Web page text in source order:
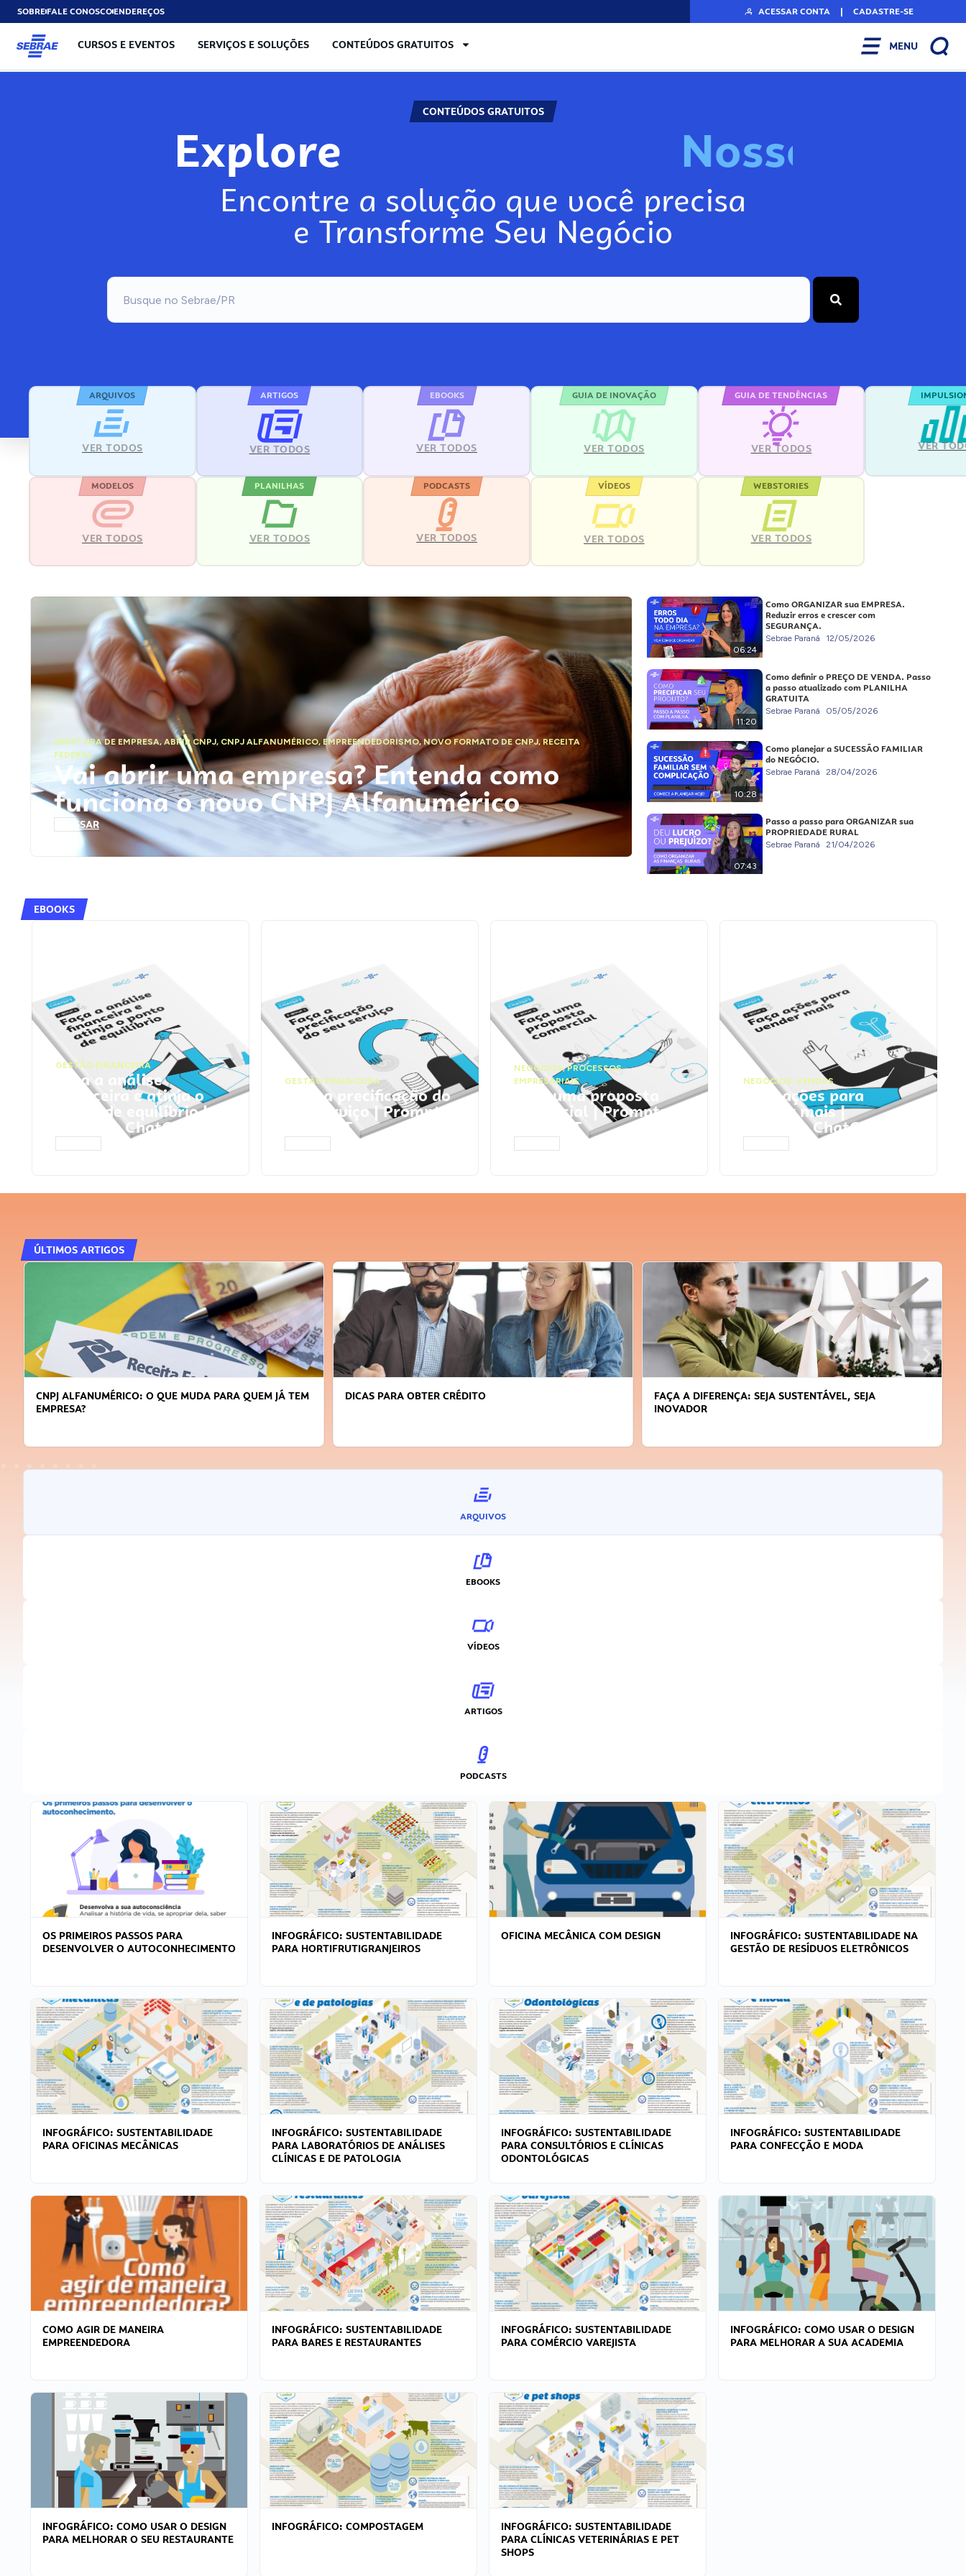
SOBREFALE CONOSCOENDEREÇOS ACESSAR CONTA | CADASTRE-SE
CURSOS E EVENTOS SERVIÇOS E SOLUÇÕES CONTEÚDOS GRATUITOS MENU
CONTEÚDOS GRATUITOS
Explore Nosso
Encontre a solução que você precisa
e Transforme Seu Negócio
ARQUIVOS
VER TODOS
ARTIGOS
VER TODOS
EBOOKS
VER TODOS
GUIA DE INOVAÇÃO
VER TODOS
GUIA DE TENDÊNCIAS
VER TODOS VER
MODELOS
VER TODOS
PLANILHAS
VER TODOS
PODCASTS
VER TODOS
VÍDEOS
VER TODOS
WEBSTORIES
VER TODOS
ABERTURA DE EMPRESA,ABRIR CNPJ, CNPJ ALFANUMÉRICO, EMPREENDEDORISMO,NOVO FORMATO DE CNPJ,RECEITA
FEDERAL
Vai abrir uma empresa? Entenda como
funciona o novo CNPJ Alfanumérico
ACESSAR
06:24
Como ORGANIZAR sua EMPRESA.
Reduzir erros e crescer com
SEGURANÇA.
Sebrae Paraná 12/05/2026
11:20
Como definir o PREÇO DE VENDA. Passo
a passo atualizado com PLANILHA
GRATUITA
Sebrae Paraná 05/05/2026
10:28
Como planejar a SUCESSÃO FAMILIAR
do NEGÓCIO.
Sebrae Paraná 28/04/2026
07:43
Passo a passo para ORGANIZAR sua
PROPRIEDADE RURAL
Sebrae Paraná 21/04/2026
EBOOKS
GESTÃO FINANCEIRA
Faça a análise
financeira e atinja o
ponto de equilíbrio |
Prompts ChatGPT
GESTÃO FINANCEIRA
Faça a precificação do
seu serviço | Prompts
ChatGPT
NEGÓCIOS,PROCESSOS
EMPRESARIAIS
Faça uma proposta
comercial | Prompts
ChatGPT
NEGÓCIOS, VENDAS
Faça ações para
vender mais |
Prompts ChatGPT
ÚLTIMOS ARTIGOS
CNPJ ALFANUMÉRICO: O QUE MUDA PARA QUEM JÁ TEM
EMPRESA?
DICAS PARA OBTER CRÉDITO
FAÇA A DIFERENÇA: SEJA SUSTENTÁVEL, SEJA
INOVADOR
ARQUIVOS
EBOOKS
VÍDEOS
ARTIGOS
PODCASTS
OS PRIMEIROS PASSOS PARA
DESENVOLVER O AUTOCONHECIMENTO
INFOGRÁFICO: SUSTENTABILIDADE
PARA HORTIFRUTIGRANJEIROS
OFICINA MECÂNICA COM DESIGN
INFOGRÁFICO: SUSTENTABILIDADE NA
GESTÃO DE RESÍDUOS ELETRÔNICOS
INFOGRÁFICO: SUSTENTABILIDADE
PARA OFICINAS MECÂNICAS
INFOGRÁFICO: SUSTENTABILIDADE
PARA LABORATÓRIOS DE ANÁLISES
CLÍNICAS E DE PATOLOGIA
INFOGRÁFICO: SUSTENTABILIDADE
PARA CONSULTÓRIOS E CLÍNICAS
ODONTOLÓGICAS
INFOGRÁFICO: SUSTENTABILIDADE
PARA CONFECÇÃO E MODA
COMO AGIR DE MANEIRA
EMPREENDEDORA
INFOGRÁFICO: SUSTENTABILIDADE
PARA BARES E RESTAURANTES
INFOGRÁFICO: SUSTENTABILIDADE
PARA COMÉRCIO VAREJISTA
INFOGRÁFICO: COMO USAR O DESIGN
PARA MELHORAR A SUA ACADEMIA
INFOGRÁFICO: COMO USAR O DESIGN
PARA MELHORAR O SEU RESTAURANTE
INFOGRÁFICO: COMPOSTAGEM
INFOGRÁFICO: SUSTENTABILIDADE
PARA CLÍNICAS VETERINÁRIAS E PET
SHOPS